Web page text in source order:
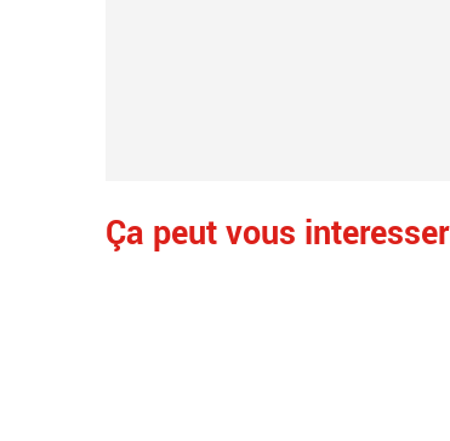
Ça peut vous interesser